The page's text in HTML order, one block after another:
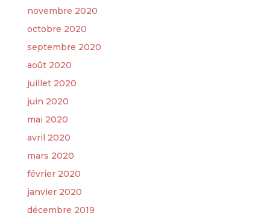
novembre 2020
octobre 2020
septembre 2020
août 2020
juillet 2020
juin 2020
mai 2020
avril 2020
mars 2020
février 2020
janvier 2020
décembre 2019